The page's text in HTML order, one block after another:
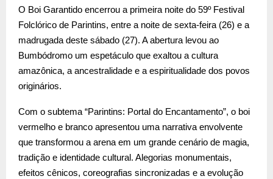
O Boi Garantido encerrou a primeira noite do 59º Festival
Folclórico de Parintins, entre a noite de sexta-feira (26) e a
madrugada deste sábado (27). A abertura levou ao
Bumbódromo um espetáculo que exaltou a cultura
amazônica, a ancestralidade e a espiritualidade dos povos
originários.
Com o subtema “Parintins: Portal do Encantamento”, o boi
vermelho e branco apresentou uma narrativa envolvente
que transformou a arena em um grande cenário de magia,
tradição e identidade cultural. Alegorias monumentais,
efeitos cênicos, coreografias sincronizadas e a evolução